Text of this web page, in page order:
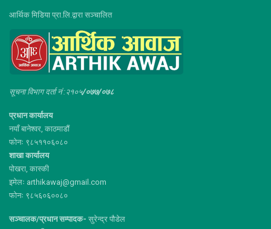
आर्थिक मिडिया प्रा.लि.द्वारा सञ्चालित
सूचना विभाग दर्ता नं :२१०५/०७७/०७८
प्रधान कार्यालय
नयाँ बानेश्वर, काठमाडौं
फोनः ९८५११०६०८०
शाखा कार्यालय
पोखरा, कास्की
इमेलः arthikawaj@gmail.com
फोनः ९८५६०६००८०
सञ्चालक/प्रधान सम्पादक- सुरेन्द्र पौडेल